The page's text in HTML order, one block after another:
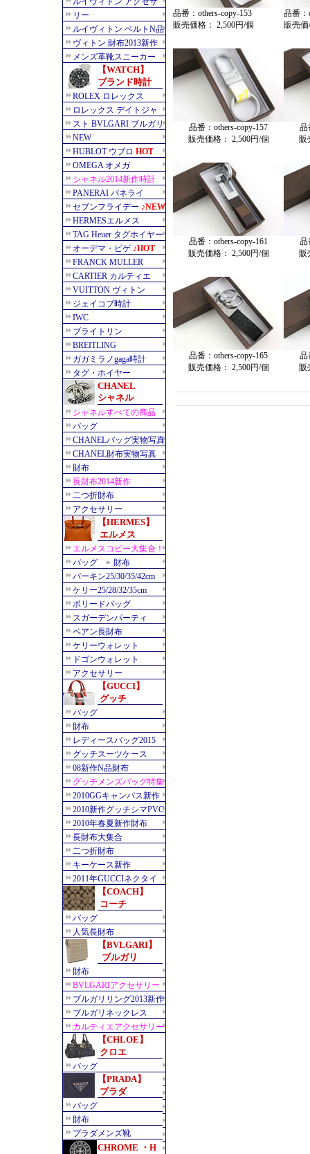
品番：others-copy-153
販売価格： 2,500円/個
品番：
販売価
品番：others-copy-157
販売価格： 2,500円/個
品
販
品番：others-copy-161
販売価格： 2,500円/個
品
販
品番：others-copy-165
販売価格： 2,500円/個
品
販